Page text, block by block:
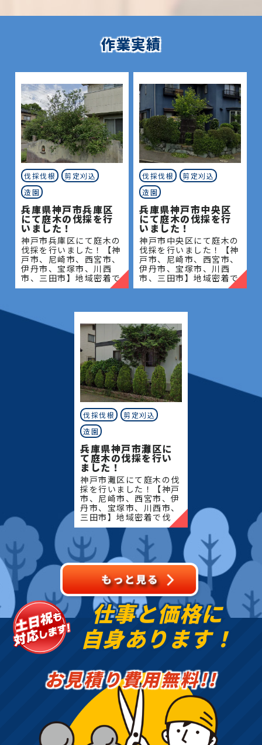
作業実績
伐採伐根
剪定刈込
造園
兵庫県神戸市兵庫区
にて庭木の伐採を行
いました！
神戸市兵庫区にて庭木の
伐採を行いました！【神
戸市、尼崎市、西宮市、
伊丹市、宝塚市、川西
市、三田市】地域密着で
伐採・抜根・剪定・草刈
当社にご相談ください！
当社
伐採伐根
剪定刈込
造園
兵庫県神戸市中央区
にて庭木の伐採を行
いました！
神戸市中央区にて庭木の
伐採を行いました！【神
戸市、尼崎市、西宮市、
伊丹市、宝塚市、川西
市、三田市】地域密着で
伐採・抜根・剪定・草刈
当社にご相談ください！
当社
伐採伐根
剪定刈込
造園
兵庫県神戸市灘区に
て庭木の伐採を行い
ました！
神戸市灘区にて庭木の伐
採を行いました！【神戸
市、尼崎市、西宮市、伊
丹市、宝塚市、川西市、
三田市】地域密着で伐
採・抜根・剪定・草刈り
などのお庭のこと、造
園・植木屋をお探しなら
当社にご相談ください！
当社で
仕事と価格に
自身あります！
お見積り費用無料!!